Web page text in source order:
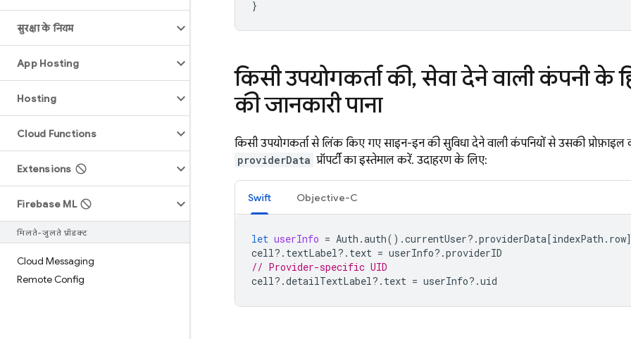
सुरक्षा के नियम
App Hosting
Hosting
Cloud Functions
Extensions
Firebase ML
मिलते-जुलते प्रॉडक्ट
Cloud Messaging
Remote Config
}
किसी उपयोगकर्ता की,सेवा देने वाली कंपनी के
की जानकारी पाना
किसी उपयोगकर्ता से लिंक किए गए साइन-इन की सुविधा देने वाली कंपनियों से उसकी प्रोफ़ाइल
providerData प्रॉपर्टी का इस्तेमाल करें. उदाहरण के लिए:
Swift Objective-C
let userInfo = Auth .auth().currentUser?.providerData[indexPath . row]
cell?. textLabel?. text = userInfo?.providerID
// Provider-specific UID
cell?.detailTextLabel?. text = userInfo?.uid